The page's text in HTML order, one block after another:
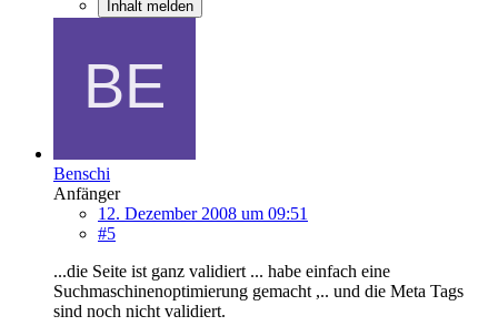
Inhalt melden
Benschi
Anfänger
12. Dezember 2008 um 09:51
#5
...die Seite ist ganz validiert ... habe einfach eine
Suchmaschinenoptimierung gemacht ,.. und die Meta Tags
sind noch nicht validiert.